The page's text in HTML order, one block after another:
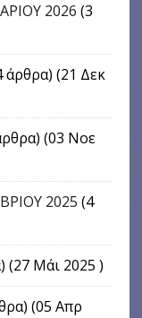
2026 (3
άρθρα) (21 Δεκ
(03 Νοε
2025 (4
(27 Μάι 2025 )
(05 Απρ